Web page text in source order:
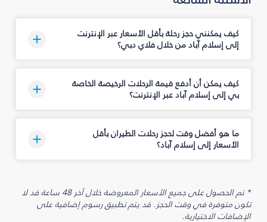
كيف يمكنني حجز رحلة بأقل الأسعار عبر الإنترنت
إلى إسلام آباد من خلال فلاي دبي؟
كيف يمكن أن أدفع قيمة الرحلات الرخيصة الخاصة
بي إلى إسلام آباد عبر الإنترنت؟
ما هو أفضل وقت لحجز رحلات الطيران بأقل
الأسعار إلى إسلام آباد؟
* تم الحصول على جميع الأسعار المعروضة خلال آخر 48 ساعة قد لا
تكون متوفرة في وقت الحجز. قد يتم تطبيق رسوم إضافية على
الإضافات الاختيارية.